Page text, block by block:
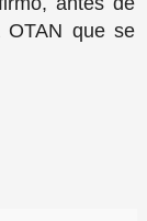
que se